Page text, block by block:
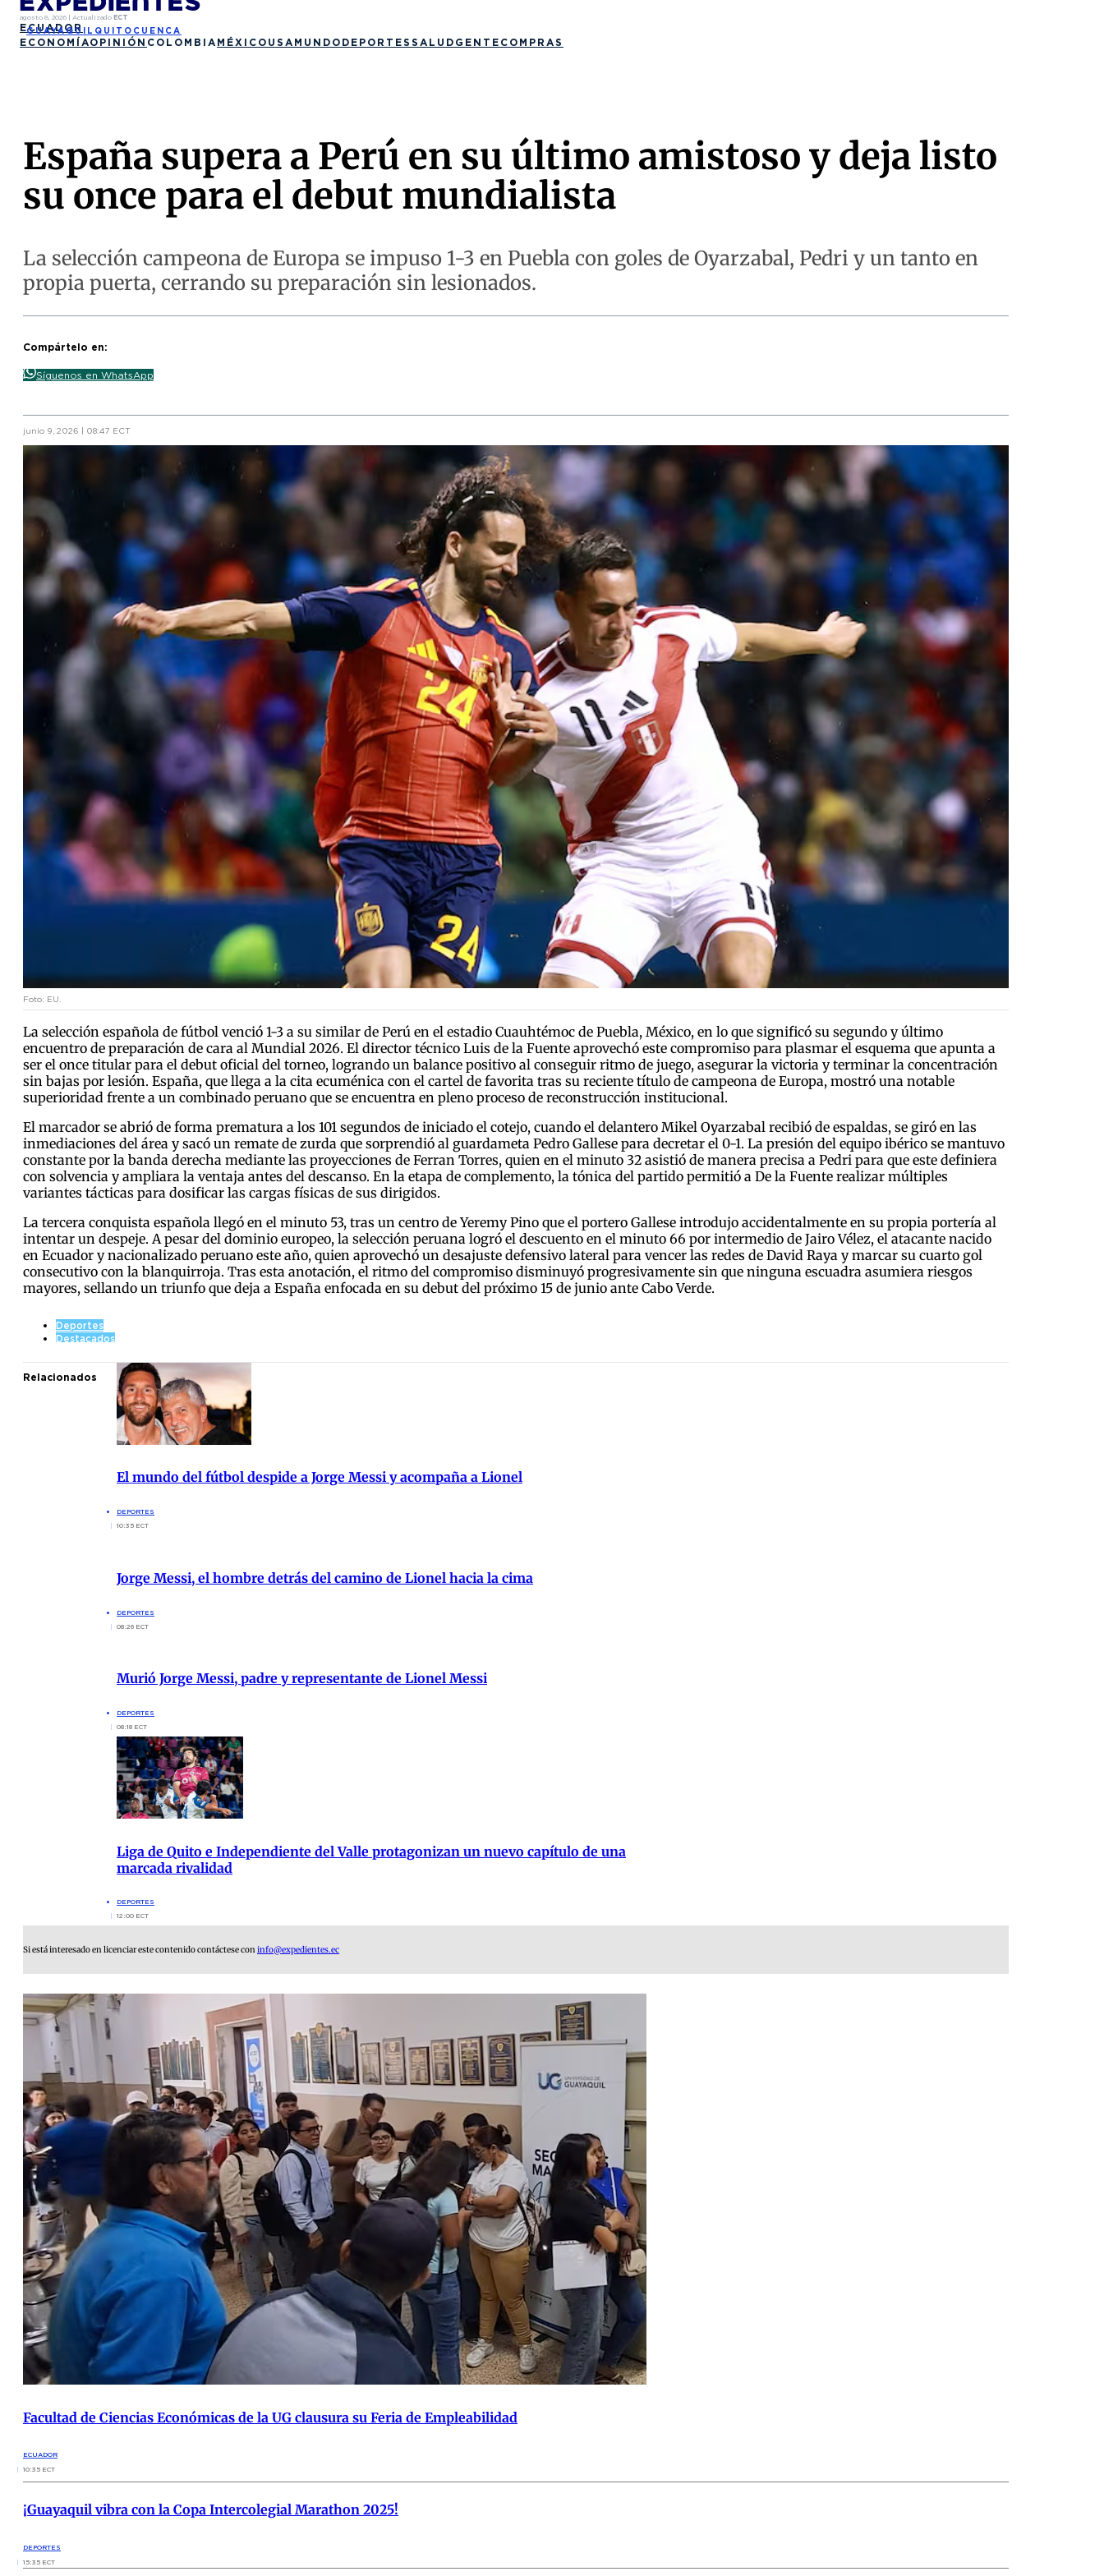
agosto 8, 2026 | Actualizado ECT
ECUADOR
GUAYAQUIL QUITO CUENCA
ECONOMÍAOPINIÓN COLOMBIA MÉXICO USA MUNDO DEPORTES SALUD GENTE COMPRAS
España supera a Perú en su último amistoso y deja listo
su once para el debut mundialista
La selección campeona de Europa se impuso 1-3 en Puebla con goles de Oyarzabal, Pedri y un tanto en
propia puerta, cerrando su preparación sin lesionados.
Compártelo en:
Síguenos en WhatsApp
junio 9, 2026 | 08:47 ECT
Foto: EU.
La selección española de fútbol venció 1-3 a su similar de Perú en el estadio Cuauhtémoc de Puebla, México, en lo que significó su segundo y último
encuentro de preparación de cara al Mundial 2026. El director técnico Luis de la Fuente aprovechó este compromiso para plasmar el esquema que apunta a
ser el once titular para el debut oficial del torneo, logrando un balance positivo al conseguir ritmo de juego, asegurar la victoria y terminar la concentración
sin bajas por lesión. España, que llega a la cita ecuménica con el cartel de favorita tras su reciente título de campeona de Europa, mostró una notable
superioridad frente a un combinado peruano que se encuentra en pleno proceso de reconstrucción institucional.
El marcador se abrió de forma prematura a los 101 segundos de iniciado el cotejo, cuando el delantero Mikel Oyarzabal recibió de espaldas, se giró en las
inmediaciones del área y sacó un remate de zurda que sorprendió al guardameta Pedro Gallese para decretar el 0-1. La presión del equipo ibérico se mantuvo
constante por la banda derecha mediante las proyecciones de Ferran Torres, quien en el minuto 32 asistió de manera precisa a Pedri para que este definiera
con solvencia y ampliara la ventaja antes del descanso. En la etapa de complemento, la tónica del partido permitió a De la Fuente realizar múltiples
variantes tácticas para dosificar las cargas físicas de sus dirigidos.
La tercera conquista española llegó en el minuto 53, tras un centro de Yeremy Pino que el portero Gallese introdujo accidentalmente en su propia portería al
intentar un despeje. A pesar del dominio europeo, la selección peruana logró el descuento en el minuto 66 por intermedio de Jairo Vélez, el atacante nacido
en Ecuador y nacionalizado peruano este año, quien aprovechó un desajuste defensivo lateral para vencer las redes de David Raya y marcar su cuarto gol
consecutivo con la blanquirroja. Tras esta anotación, el ritmo del compromiso disminuyó progresivamente sin que ninguna escuadra asumiera riesgos
mayores, sellando un triunfo que deja a España enfocada en su debut del próximo 15 de junio ante Cabo Verde.
Deportes
Destacados
Relacionados
El mundo del fútbol despide a Jorge Messi y acompaña a Lionel
DEPORTES
10:35 ECT
Jorge Messi, el hombre detrás del camino de Lionel hacia la cima
DEPORTES
08:26 ECT
Murió Jorge Messi, padre y representante de Lionel Messi
DEPORTES
08:18 ECT
Liga de Quito e Independiente del Valle protagonizan un nuevo capítulo de una
marcada rivalidad
DEPORTES
12:00 ECT
Si está interesado en licenciar este contenido contáctese coninfo@expedientes.ec
Facultad de Ciencias Económicas de la UG clausura su Feria de Empleabilidad
ECUADOR
10:35 ECT
¡Guayaquil vibra con la Copa Intercolegial Marathon 2025!
DEPORTES
15:35 ECT